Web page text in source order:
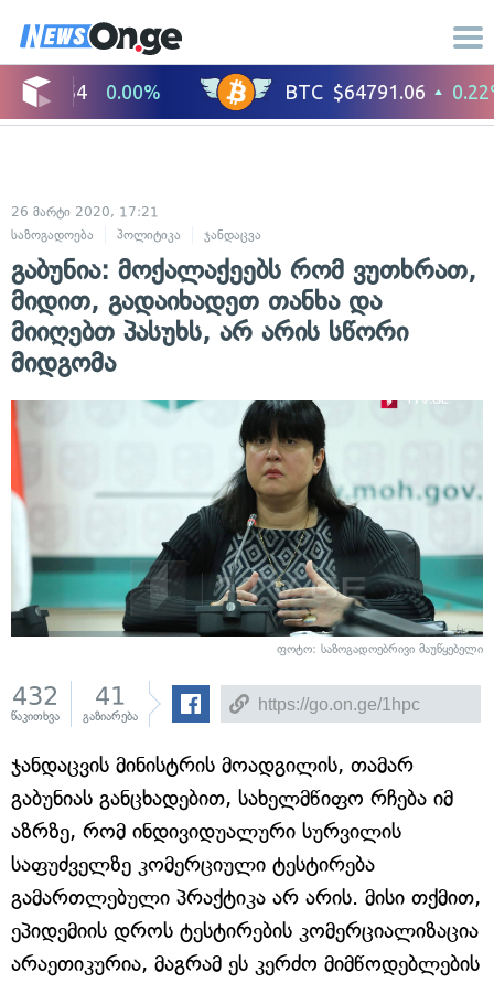
26 მარტი 2020, 17:21
საზოგადოება
პოლიტიკა ჯანდაცვა
გაბუნია: მოქალაქეებს რომ ვუთხრათ,
მიდით, გადაიხადეთ თანხა და
მიიღებთ პასუხს, არ არის სწორი
მიდგომა
ფოტო: საზოგადოებრივი მაუწყებელი
432
წაკითხვა
41
გაზიარება
ჯანდაცვის მინისტრის მოადგილის, თამარ
გაბუნიას განცხადებით, სახელმწიფო რჩება იმ
აზრზე, რომ ინდივიდუალური სურვილის
საფუძველზე კომერციული ტესტირება
გამართლებული პრაქტიკა არ არის. მისი თქმით,
ეპიდემიის დროს ტესტირების კომერციალიზაცია
არაეთიკურია, მაგრამ ეს კერძო მიმწოდებლების